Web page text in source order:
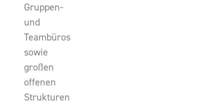
Gruppen-
und
Teambüros
sowie
großen
offenen
Strukturen